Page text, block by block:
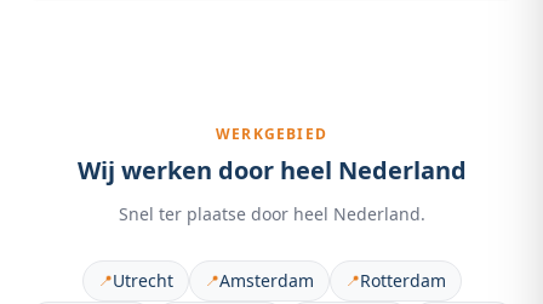
WERKGEBIED
Wij werken door heel Nederland
Snel ter plaatse door heel Nederland.
📍Utrecht 📍Amsterdam 📍Rotterdam